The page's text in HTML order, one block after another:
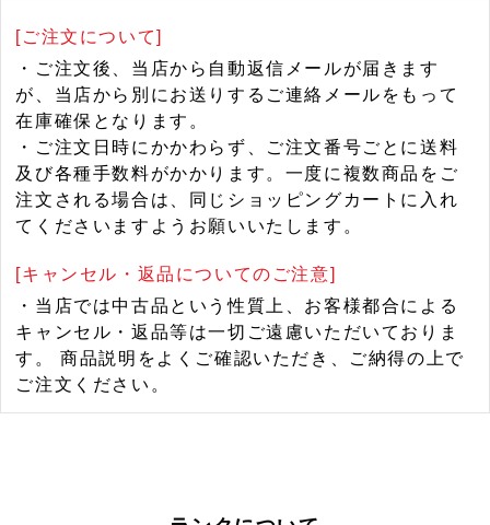
[ご注文について]
・ご注文後、当店から自動返信メールが届きます
が、当店から別にお送りするご連絡メールをもって
在庫確保となります。
・ご注文日時にかかわらず、ご注文番号ごとに送料
及び各種手数料がかかります。一度に複数商品をご
注文される場合は、同じショッピングカートに入れ
てくださいますようお願いいたします。
[キャンセル・返品についてのご注意]
・当店では中古品という性質上、お客様都合による
キャンセル・返品等は一切ご遠慮いただいておりま
す。 商品説明をよくご確認いただき、ご納得の上で
ご注文ください。